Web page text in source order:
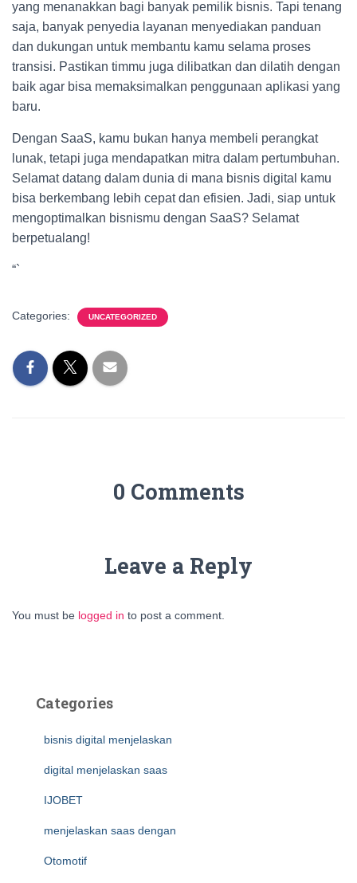
yang menanakkan bagi banyak pemilik bisnis. Tapi tenang
saja, banyak penyedia layanan menyediakan panduan
dan dukungan untuk membantu kamu selama proses
transisi. Pastikan timmu juga dilibatkan dan dilatih dengan
baik agar bisa memaksimalkan penggunaan aplikasi yang
baru.
Dengan SaaS, kamu bukan hanya membeli perangkat
lunak, tetapi juga mendapatkan mitra dalam pertumbuhan.
Selamat datang dalam dunia di mana bisnis digital kamu
bisa berkembang lebih cepat dan efisien. Jadi, siap untuk
mengoptimalkan bisnismu dengan SaaS? Selamat
berpetualang!
“`
Categories: UNCATEGORIZED
0 Comments
Leave a Reply
You must be logged in to post a comment.
Categories
bisnis digital menjelaskan
digital menjelaskan saas
IJOBET
menjelaskan saas dengan
Otomotif